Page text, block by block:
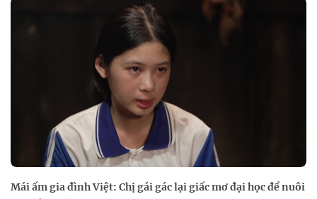
Mái ấm gia đình Việt: Chị gái gác lại giấc mơ đại học để nuôi